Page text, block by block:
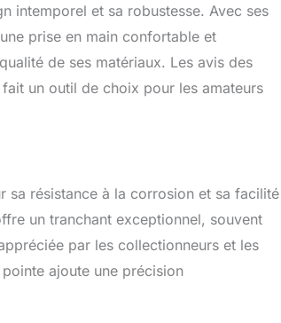
intemporel et sa robustesse. Avec ses
prise en main confortable et
de ses matériaux. Les avis des
un outil de choix pour les amateurs
sa résistance à la corrosion et sa facilité
un tranchant exceptionnel, souvent
par les collectionneurs et les
ajoute une précision